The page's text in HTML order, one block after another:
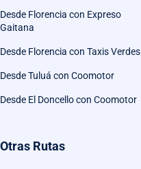
Desde Florencia con Expreso
Gaitana
Desde Florencia con Taxis Verdes
Desde Tuluá con Coomotor
Desde El Doncello con Coomotor
Otras Rutas